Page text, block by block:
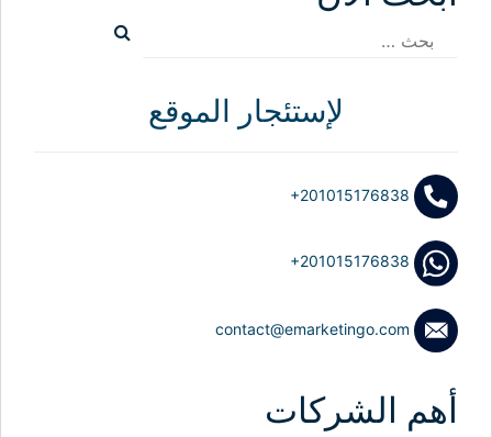
البحث
لإستئجار الموقع
+201015176838
+201015176838
contact@emarketingo.com
أهم الشركات